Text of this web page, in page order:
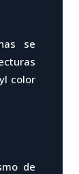
se
color
de